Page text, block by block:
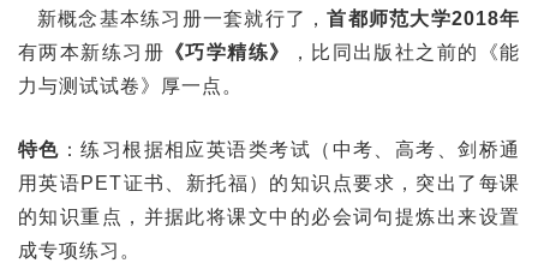
新概念基本练习册一套就行了，首都师范大学2018年
有两本新练习册 《巧学精练》
，比同出版社之前的《能
力与测试试卷》厚一点。
特色 ：练习根据相应英语类考试（中考、高考、剑桥通
用英语PET证书、新托福）的知识点要求，突出了每课
的知识重点，并据此将课文中的必会词句提炼出来设置
成专项练习。